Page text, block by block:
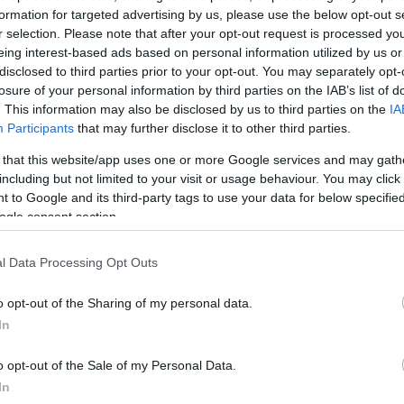
for targeted advertising by us, please use the below opt-out
selection. Please note that after your opt-out request is processed
interest-based ads based on personal information utilized by us
to third parties prior to your opt-out. You may separately
of your personal information by third parties on the IAB’s list of
This information may also be disclosed by us to third parties on the
Participants that may further disclose it to other third parties.
that this website/app uses one or more Google services and may
but not limited to your visit or usage behaviour. You may
to Google and its third-party tags to use your data for below
consent section.
Data Processing Opt Outs
opt-out of the Sharing of my personal data.
opt-out of the Sale of my Personal Data.
του Ευρωπαίου Επιτρόπου Βιώσιμων
Τζιτζικώστα.
ολοκληρωθεί με ομιλία του πρωθυπουργού
ΔΙΑΦΗΜΙΣΗ